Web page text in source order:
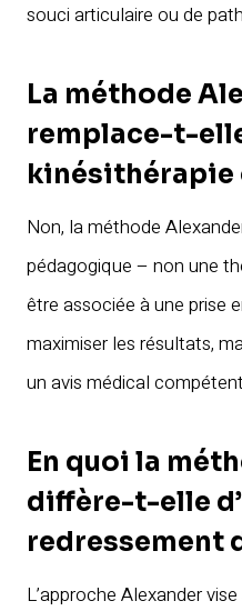
souci articulaire ou de
La méthode
remplace-t-
kinésithérapie
Non, la méthode
pédagogique – non une
être associée à une prise
maximiser les résultats,
un avis médical
En quoi la
diffère-t-elle
redressement
L’approche Alexander